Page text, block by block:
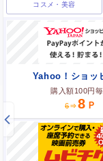
コスメ・美容
Yahoo！ショッ
購入額100円
6
8
三越伊勢丹オンラ
購入額100円
12
ロマンティックプ
購入額100円
12
FMV
購入額100円
12
アニメイトブッ
購入額100円
30
スタイロラ ス
購入額100円
20
DHC
購入額100円
6
なんでも酒やカ
購入額100円
6
14
WEB予約申込み後、ツア
2,800